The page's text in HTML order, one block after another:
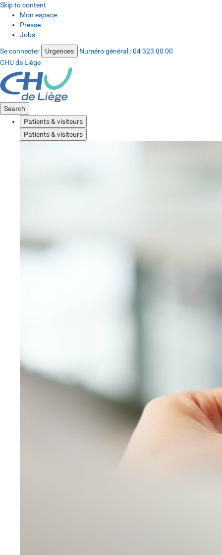
Skip to content
Mon espace
Presse
Jobs
Se connecter Urgences Numéro général :04 323 00 00
CHU de Liège
Search
Patients & visiteurs
Patients & visiteurs